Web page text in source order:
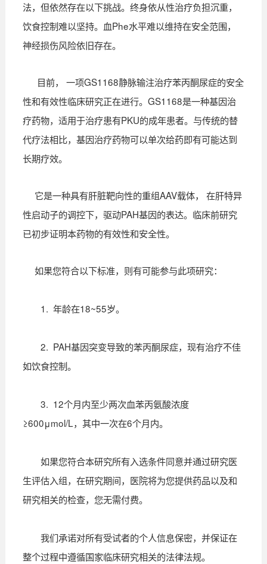
法，但依然存在以下挑战。终身依从性治疗负担沉重，
饮食控制难以坚持。血Phe水平难以维持在安全范围，
神经损伤风险依旧存在。
目前， 一项GS1168静脉输注治疗苯丙酮尿症的安全
性和有效性临床研究正在进行。GS1168是一种基因治
疗药物，适用于治疗患有PKU的成年患者。与传统的替
代疗法相比，基因治疗药物可以单次给药即有可能达到
长期疗效。
它是一种具有肝脏靶向性的重组AAV载体， 在肝特异
性启动子的调控下，驱动PAH基因的表达。临床前研究
已初步证明本药物的有效性和安全性。
如果您符合以下标准，则有可能参与此项研究：
1. 年龄在18~55岁。
2. PAH基因突变导致的苯丙酮尿症，现有治疗不佳
如饮食控制。
3. 12个月内至少两次血苯丙氨酸浓度
≥600μmol/L，其中一次在6个月内。
如果您符合本研究所有入选条件同意并通过研究医
生评估入组，在研究期间，医院将为您提供药品以及和
研究相关的检查，您无需付费。
我们承诺对所有受试者的个人信息保密，并保证在
整个过程中遵循国家临床研究相关的法律法规。